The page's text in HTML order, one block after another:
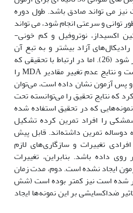
نیز می تواند صادق باشد. طول دوره
توانی و سرعتی انجام شود، می تواند
اکسیداز، نوتروفیل و کم خونی-
آزاد بیشتر و به تبع آن
محصولات اکسایشی بیشتر شود (26). اما در ارتباط با تحقیقی که
شمشکی(7) انجام داده است و نتایج عدم تغییر مقادیر MDA را
پس آزمون نشان داده است، می‌توان
که نتایج تحقیق را می‌توانسته تحت
که در تحقیق استفاده شده
را افراد تمرین کرده تشکیل
دوساله تمرین داشته‌اند. قابل پیش
تغییرات و سازگاری‌های لازم
داده باشد. بنابراین، تغییرات
ایجاد نشده است. دوم، مدت زمان
شده است نیز کمتر بوده است (شش
ضداکسایشی بر این نمونه‌ها ایجاد